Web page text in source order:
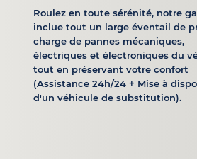
Roulez en toute sérénité, notre
inclue tout un large éventail de
charge de pannes mécaniques,
électriques et électroniques du
tout en préservant votre confort
(Assistance 24h/24 + Mise à
d'un véhicule de substitution).